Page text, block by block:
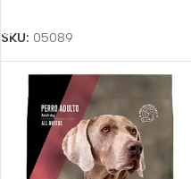
SKU: 05089